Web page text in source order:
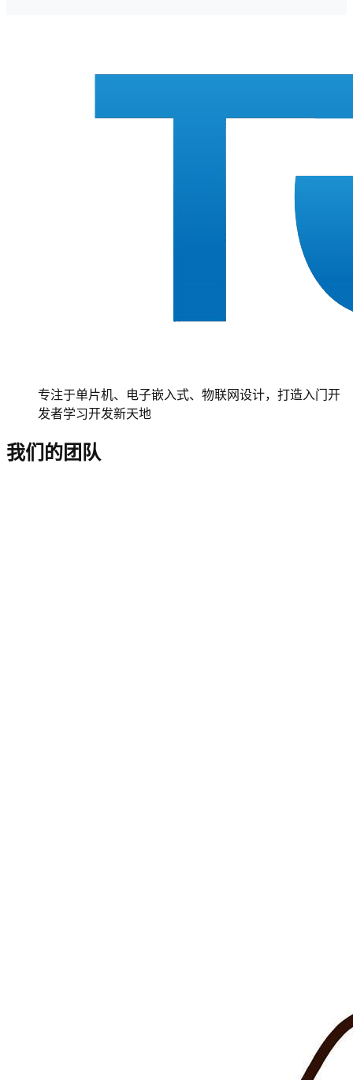
专注于单片机、电子嵌入式、物联网设计，打造入门开
发者学习开发新天地
我们的团队